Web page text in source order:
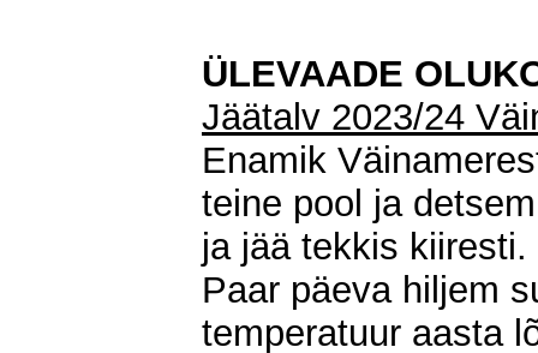
ÜLEVAADE
Jäätalv 2023/24
Enamik
teine pool ja
ja jää tekkis
Paar päeva hiljem
temperatuur aasta